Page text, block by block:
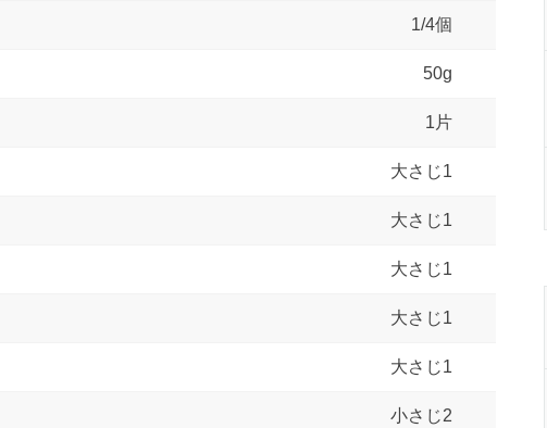
1/4個
50g
1片
大さじ1
大さじ1
大さじ1
大さじ1
大さじ1
小さじ2